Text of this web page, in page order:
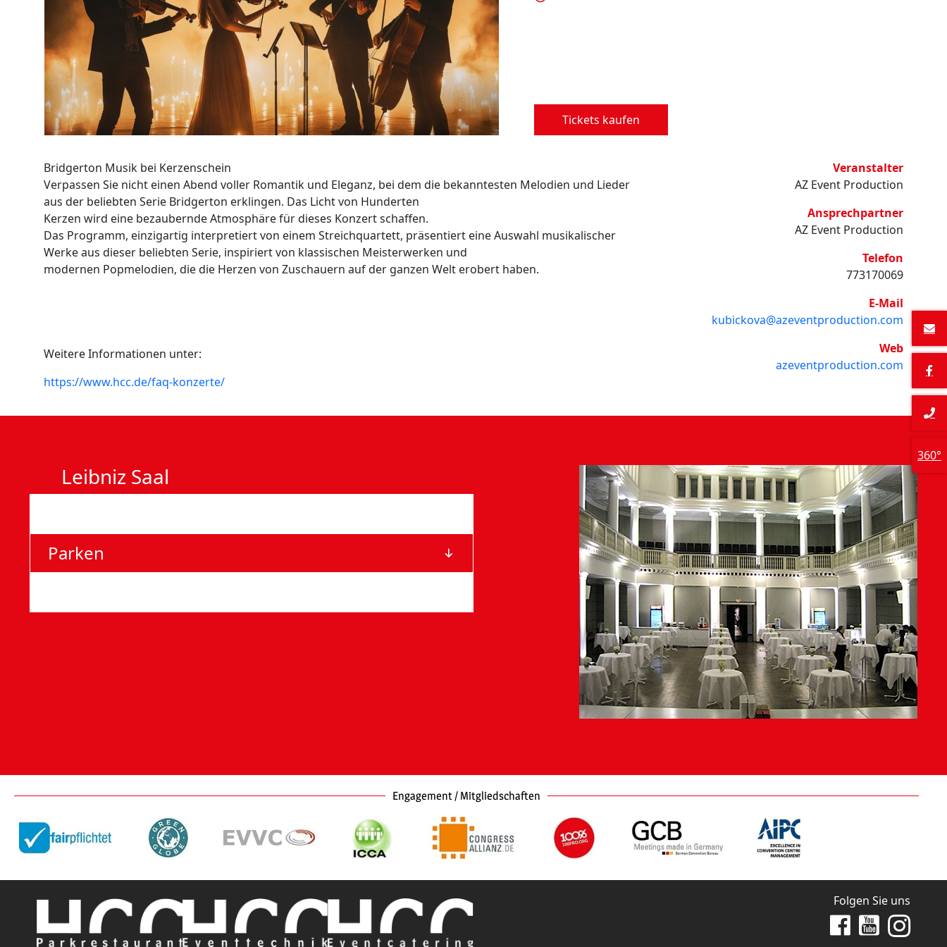
Tickets kaufen
Bridgerton Musik bei Kerzenschein
Verpassen Sie nicht einen Abend voller Romantik und Eleganz, bei dem die bekanntesten Melodien und Lieder
aus der beliebten Serie Bridgerton erklingen. Das Licht von Hunderten
Kerzen wird eine bezaubernde Atmosphäre für dieses Konzert schaffen.
Das Programm, einzigartig interpretiert von einem Streichquartett, präsentiert eine Auswahl musikalischer
Werke aus dieser beliebten Serie, inspiriert von klassischen Meisterwerken und
modernen Popmelodien, die die Herzen von Zuschauern auf der ganzen Welt erobert haben.
Weitere Informationen unter:
https://www.hcc.de/faq-konzerte/
Veranstalter
AZ Event Production
Ansprechpartner
AZ Event Production
Telefon
773170069
E-Mail
kubickova@azeventproduction.com
Web
azeventproduction.com
Leibniz Saal
Parken
Engagement / Mitgliedschaften
Folgen Sie uns
Zu Facebook
Zu Youtube
Zu
360°